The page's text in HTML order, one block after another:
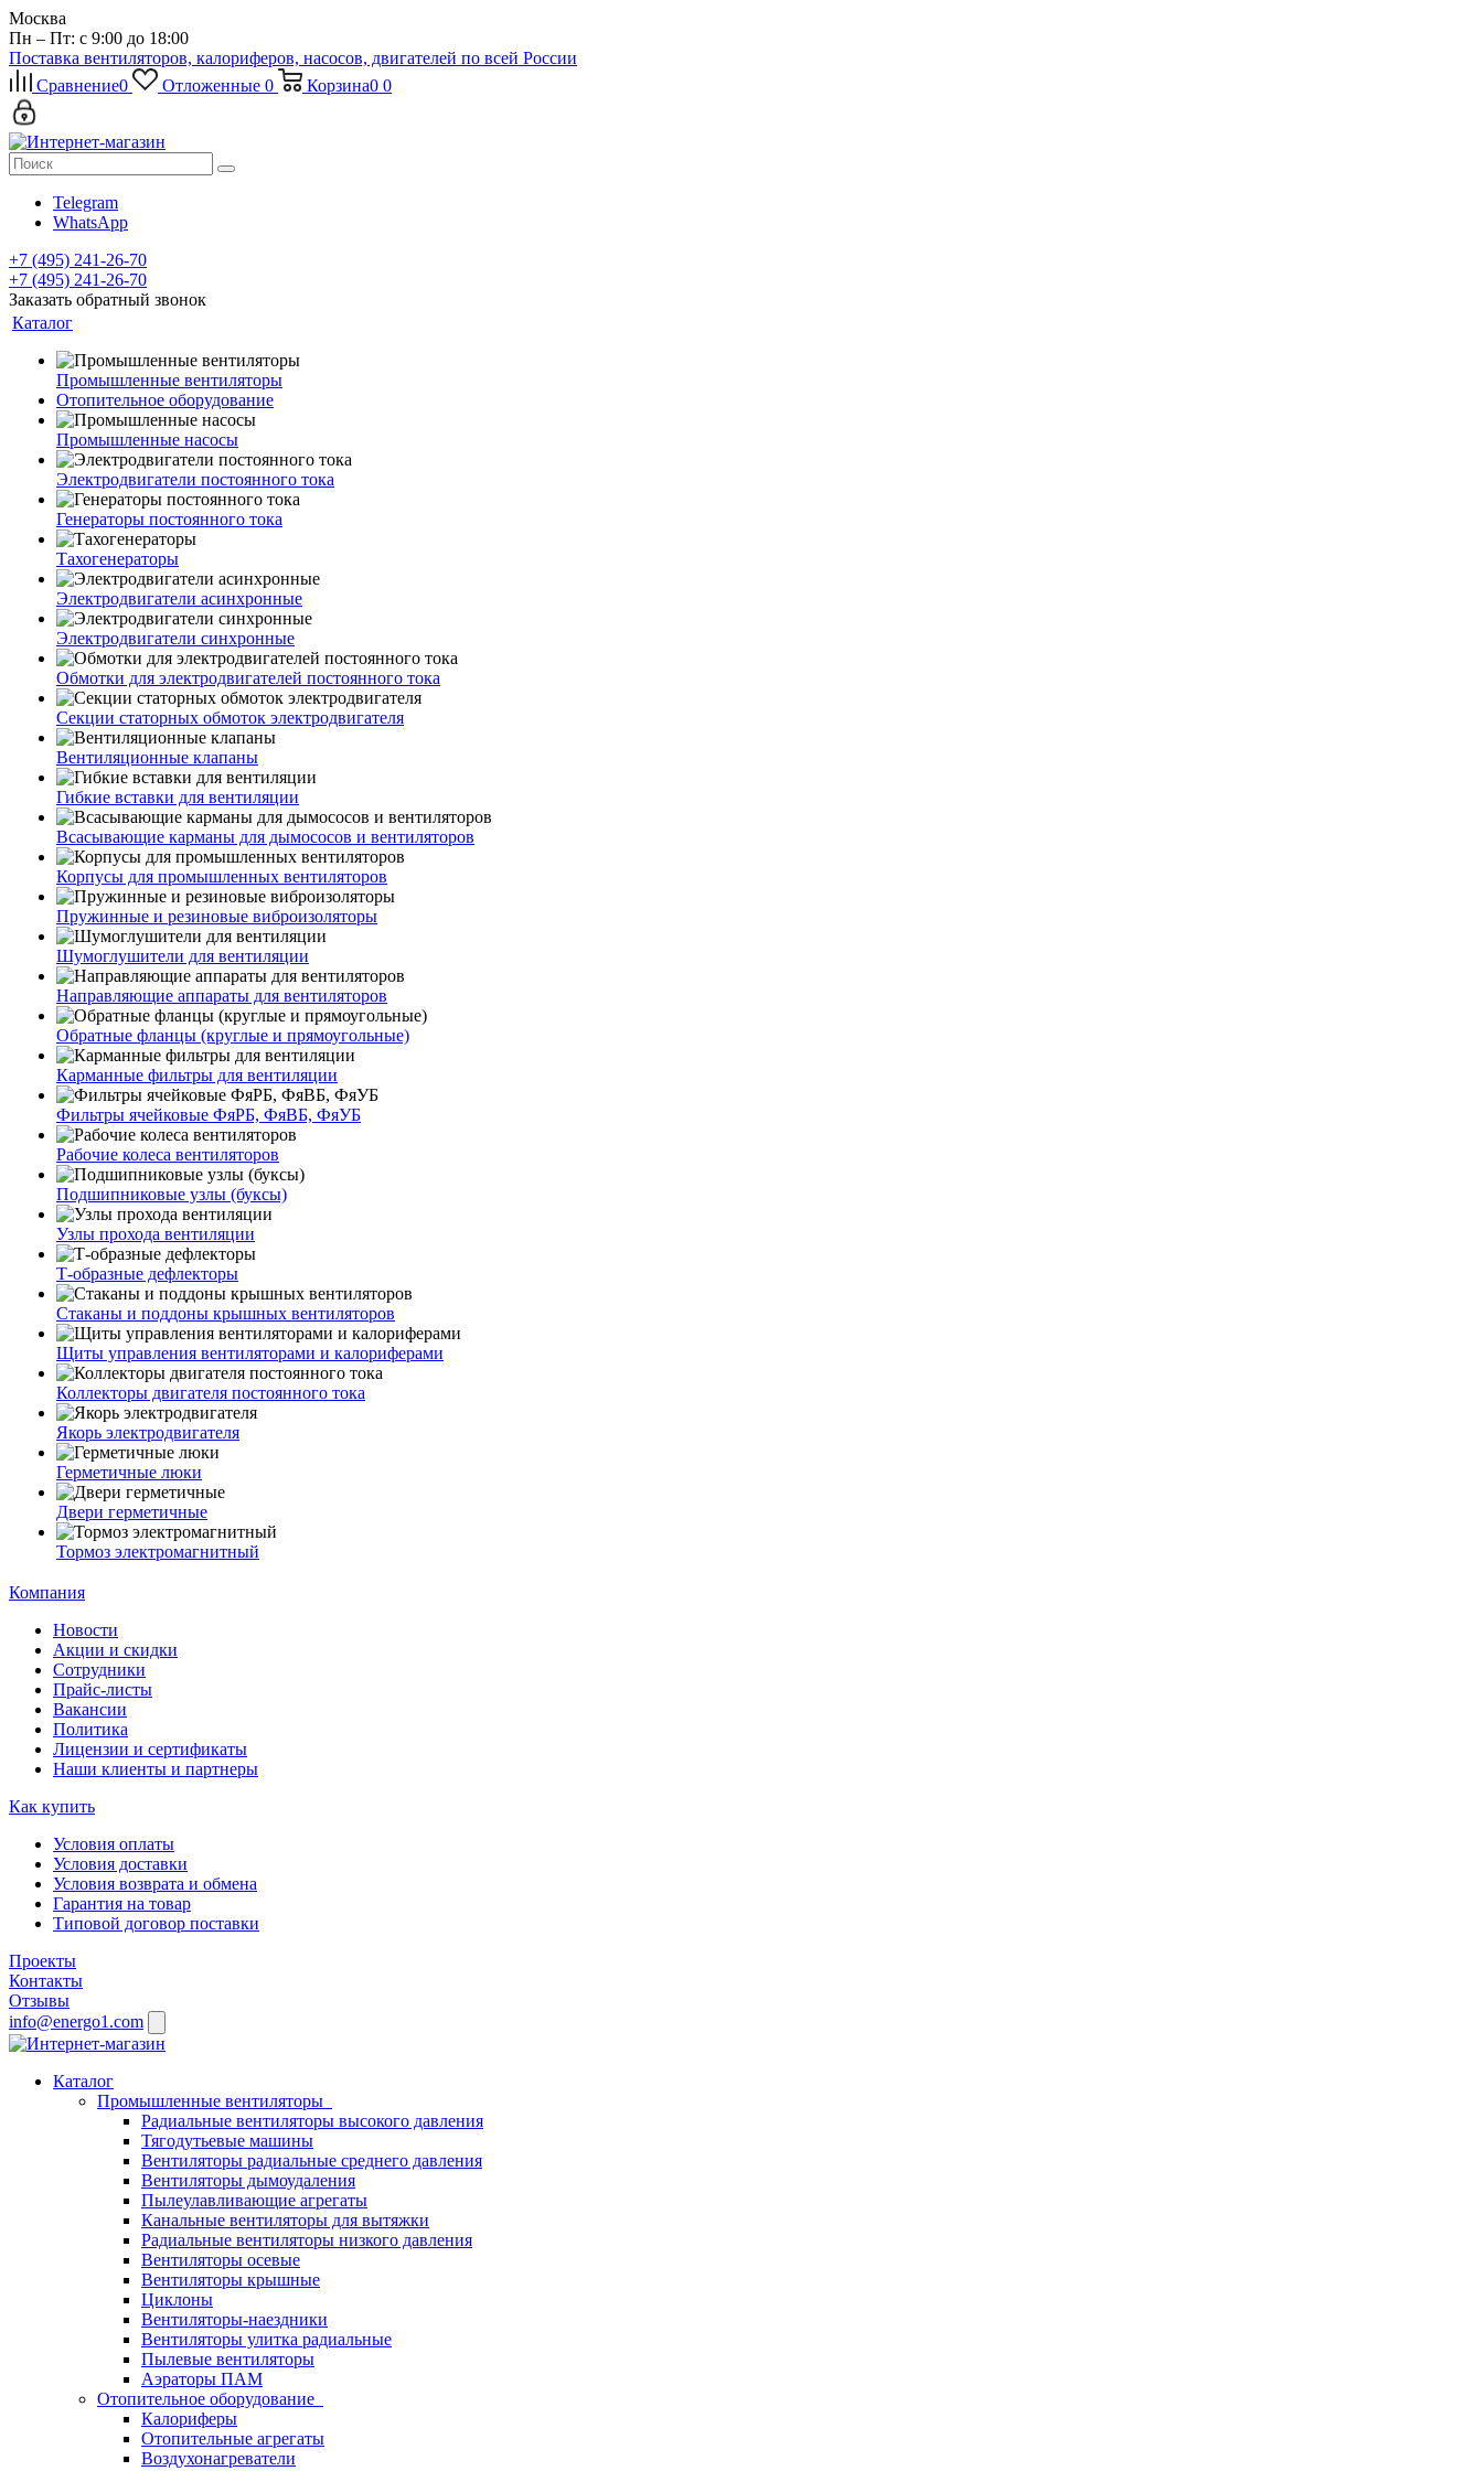
Москва
Пн – Пт: с 9:00 до 18:00
Поставка вентиляторов, калориферов, насосов, двигателей по всей России
Сравнение0 Отложенные 0 Корзина0 0
Telegram
WhatsApp
+7 (495) 241-26-70
+7 (495) 241-26-70
Заказать обратный звонок
Каталог
Промышленные вентиляторы
Отопительное оборудование
Промышленные насосы
Электродвигатели постоянного тока
Генераторы постоянного тока
Тахогенераторы
Электродвигатели асинхронные
Электродвигатели синхронные
Обмотки для электродвигателей постоянного тока
Секции статорных обмоток электродвигателя
Вентиляционные клапаны
Гибкие вставки для вентиляции
Всасывающие карманы для дымососов и вентиляторов
Корпусы для промышленных вентиляторов
Пружинные и резиновые виброизоляторы
Шумоглушители для вентиляции
Направляющие аппараты для вентиляторов
Обратные фланцы (круглые и прямоугольные)
Карманные фильтры для вентиляции
Фильтры ячейковые ФяРБ, ФяВБ, ФяУБ
Рабочие колеса вентиляторов
Подшипниковые узлы (буксы)
Узлы прохода вентиляции
Т-образные дефлекторы
Стаканы и поддоны крышных вентиляторов
Щиты управления вентиляторами и калориферами
Коллекторы двигателя постоянного тока
Якорь электродвигателя
Герметичные люки
Двери герметичные
Тормоз электромагнитный
Компания
Новости
Акции и скидки
Сотрудники
Прайс-листы
Вакансии
Политика
Лицензии и сертификаты
Наши клиенты и партнеры
Как купить
Условия оплаты
Условия доставки
Условия возврата и обмена
Гарантия на товар
Типовой договор поставки
Проекты
Контакты
Отзывы
info@energo1.com
Каталог
Промышленные вентиляторы
Радиальные вентиляторы высокого давления
Тягодутьевые машины
Вентиляторы радиальные среднего давления
Вентиляторы дымоудаления
Пылеулавливающие агрегаты
Канальные вентиляторы для вытяжки
Радиальные вентиляторы низкого давления
Вентиляторы осевые
Вентиляторы крышные
Циклоны
Вентиляторы-наездники
Вентиляторы улитка радиальные
Пылевые вентиляторы
Аэраторы ПАМ
Отопительное оборудование
Калориферы
Отопительные агрегаты
Воздухонагреватели